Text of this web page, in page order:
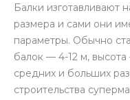
Балки изготавливают
размера и сами они
параметры. Обычно
балок — 4-12 м,
средних и больших
строительства